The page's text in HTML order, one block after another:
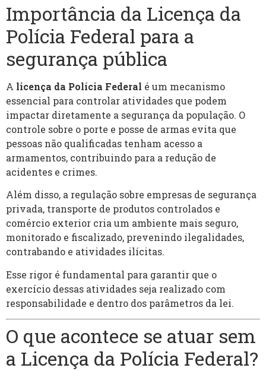
Importância da Licença da
Polícia Federal para a
segurança pública
A licença da Polícia Federal é um mecanismo
essencial para controlar atividades que podem
impactar diretamente a segurança da população. O
controle sobre o porte e posse de armas evita que
pessoas não qualificadas tenham acesso a
armamentos, contribuindo para a redução de
acidentes e crimes.
Além disso, a regulação sobre empresas de segurança
privada, transporte de produtos controlados e
comércio exterior cria um ambiente mais seguro,
monitorado e fiscalizado, prevenindo ilegalidades,
contrabando e atividades ilícitas.
Esse rigor é fundamental para garantir que o
exercício dessas atividades seja realizado com
responsabilidade e dentro dos parâmetros da lei.
O que acontece se atuar sem
a Licença da Polícia Federal?